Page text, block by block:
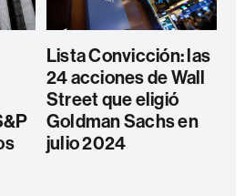
Lista Convicción: las
24 acciones de Wall
Street que eligió
Goldman Sachs en
julio 2024